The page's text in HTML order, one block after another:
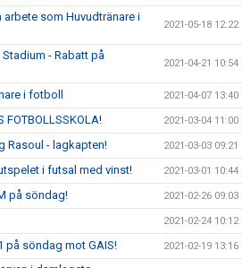
som Huvudtränare i
2021-05-18 12:22
- Rabatt på
2021-04-21 10:54
i fotboll 2021-04-07 13:40
FOTBOLLSSKOLA! 2021-03-04 11:00
Rasoul - lagkapten! 2021-03-03 09:21
i futsal med vinst! 2021-03-01 10:44
på söndag! 2021-02-26 09:03
2021-02-24 10:12
på söndag mot GAIS! 2021-02-19 13:16